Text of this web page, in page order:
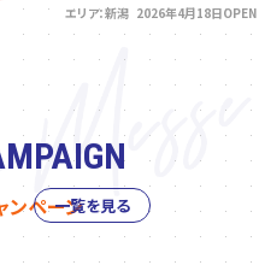
エリア：新潟 2026年4月18日OPEN
ンペーン一覧を見る